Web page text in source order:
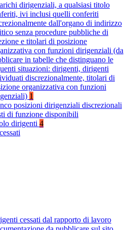
dirigenziali, a qualsiasi titolo
ivi inclusi quelli conferiti
dall'organo di indirizzo
senza procedure pubbliche di
e titolari di posizione
con funzioni dirigenziali (da
in tabelle che distinguano le
situazioni: dirigenti, dirigenti
discrezionalmente, titolari di
organizzativa con funzioni
1
posizioni dirigenziali discrezionali
di funzione disponibili
dirigenti 4
cessati dal rapporto di lavoro